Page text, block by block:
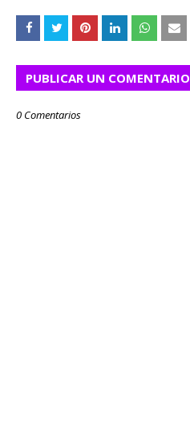
PUBLICAR UN COMENTARIO
0 Comentarios